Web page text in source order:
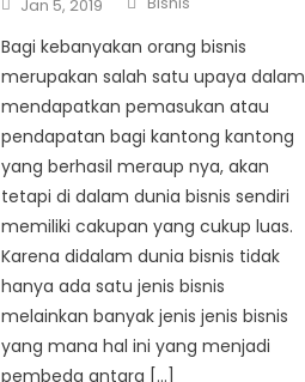
on
Jan 5, 2019
Bagi kebanyakan orang bisnis
merupakan salah satu upaya dalam
mendapatkan pemasukan atau
pendapatan bagi kantong kantong
yang berhasil meraup nya, akan
tetapi di dalam dunia bisnis sendiri
memiliki cakupan yang cukup luas.
Karena didalam dunia bisnis tidak
hanya ada satu jenis bisnis
melainkan banyak jenis jenis bisnis
yang mana hal ini yang menjadi
pembeda antara […]